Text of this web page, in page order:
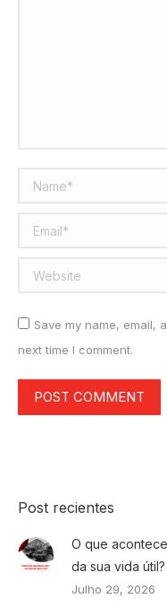
Name *
Email *
Website
Save my name, email,
next time I comment.
POST COMMENT
Post recientes
O que
da sua vida útil?
Julho 29, 2026